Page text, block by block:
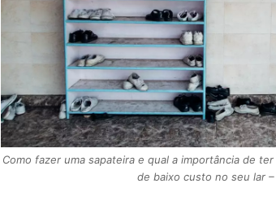
Como fazer uma sapateira e qual a importância de
de baixo custo no seu lar –